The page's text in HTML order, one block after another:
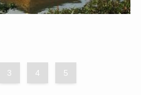
3 4 5